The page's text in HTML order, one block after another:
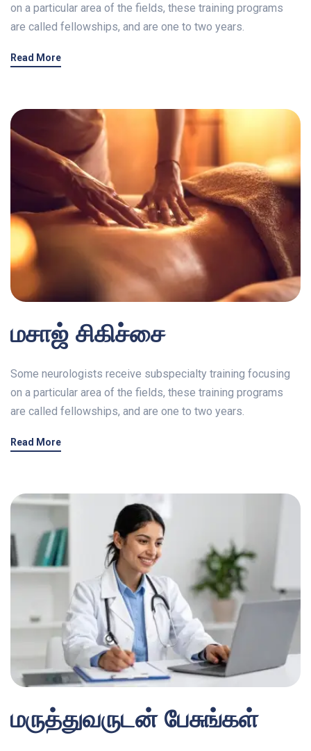
on a particular area of the fields, these training programs
are called fellowships, and are one to two years.
Read More
மசாஜ் சிகிச்சை
Some neurologists receive subspecialty training focusing
on a particular area of the fields, these training programs
are called fellowships, and are one to two years.
Read More
மருத்துவருடன் பேசுங்கள்